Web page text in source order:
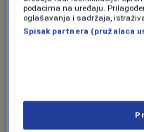
četvrtfinalu
Kovačević je
konkurenciji, gdje
Tamo ju je nakon
domaća
podacima na uređaju.
oglašavanja i sadržaja,
Spisak partnera (pružalaca